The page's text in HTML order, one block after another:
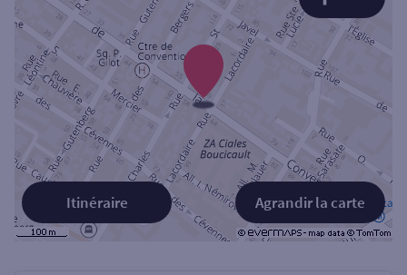
Agrandir la carte
Itinéraire